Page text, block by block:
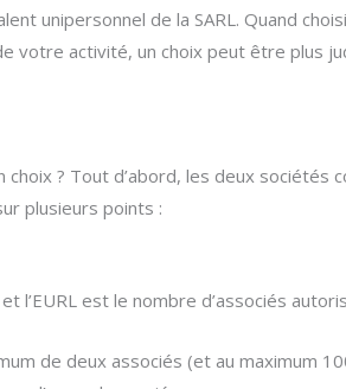
unipersonnel de la SARL. Quand
activité, un choix peut être plus
choix ? Tout d’abord, les deux
plusieurs points :
l’EURL est le nombre d’associés
de deux associés (et au maximum